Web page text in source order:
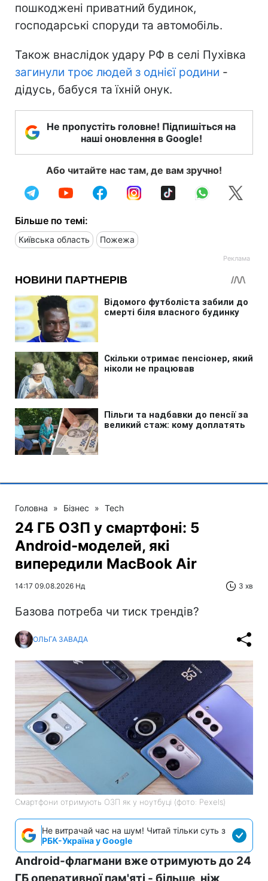
пошкоджені приватний будинок,
господарські споруди та автомобіль.
Також внаслідок удару РФ в селі Пухівка
загинули троє людей з однієї родини -
дідусь, бабуся та їхній онук.
Не пропустіть головне! Підпишіться на
наші оновлення в Google!
Або читайте нас там, де вам зручно!
Більше по темі:
Київська область Пожежа
Головна » Бізнес » Tech
24 ГБ ОЗП у смартфоні: 5
Android-моделей, які
випередили MacBook Air
14:17 09.08.2026 Нд 3 хв
Базова потреба чи тиск трендів?
ОЛЬГА ЗАВАДА
Смартфони отримують ОЗП як у ноутбуці (фото: Pexels)
Не витрачай час на шум! Читай тільки суть з
РБК-Україна у Google
Android-флагмани вже отримують до 24
ГБ оперативної пам'яті - більше, ніж